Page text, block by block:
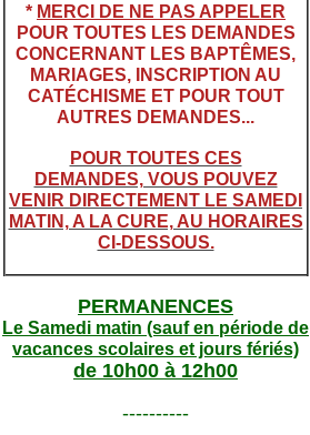
* MERCI DE NE PAS APPELER
POUR TOUTES LES DEMANDES
CONCERNANT LES BAPTÊMES,
MARIAGES, INSCRIPTION AU
CATÉCHISME ET POUR TOUT
AUTRES DEMANDES...
POUR TOUTES CES
DEMANDES, VOUS POUVEZ
VENIR DIRECTEMENT LE SAMEDI
MATIN, A LA CURE, AU HORAIRES
CI-DESSOUS.
PERMANENCES
Le Samedi matin (sauf en période de
vacances scolaires et jours fériés)
de 10h00 à 12h00
----------